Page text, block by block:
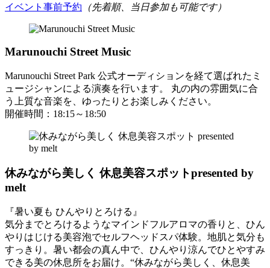
イベント事前予約 （先着順、当日参加も可能です）
Marunouchi Street Music
Marunouchi Street Park 公式オーディションを経て選ばれたミ
ュージシャンによる演奏を行います。 丸の内の雰囲気に合
う上質な音楽を、ゆったりとお楽しみください。
開催時間：18:15～18:50
休みながら美しく 休息美容スポットpresented by
melt
『暑い夏も ひんやりとろける』
気分までとろけるようなマインドフルアロマの香りと、ひん
やりはじける美容泡でセルフヘッドスパ体験。地肌と気分も
すっきり。暑い都会の真ん中で、ひんやり涼んでひとやすみ
できる美の休息所をお届け。“休みながら美しく、休息美